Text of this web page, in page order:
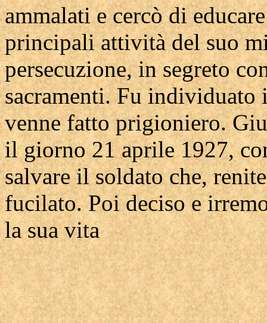
ammalati e cercò di
principali attività del suo
persecuzione, in segreto
sacramenti. Fu
venne fatto prigioniero.
il giorno 21 aprile 1927,
salvare il soldato che,
fucilato. Poi deciso e
la sua vita